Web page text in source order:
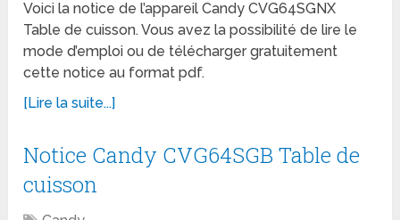
Voici la notice de l’appareil Candy CVG64SGNX
Table de cuisson. Vous avez la possibilité de lire le
mode d’emploi ou de télécharger gratuitement
cette notice au format pdf.
[Lire la suite...]
Notice Candy CVG64SGB Table de
cuisson